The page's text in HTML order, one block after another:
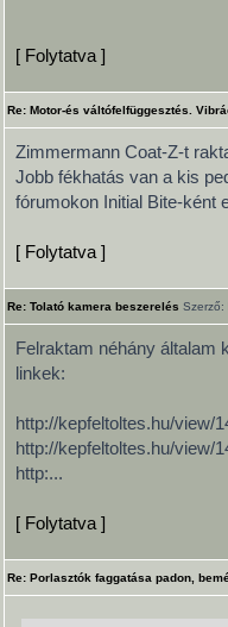
[ Folytatva ]
Re: Motor-és váltófelfüggesztés.
Zimmermann Coat-Z-t
Jobb fékhatás van a kis
fórumokon Initial Bite-ként
[ Folytatva ]
Re: Tolató kamera beszerelés Szerző:
Felraktam néhány általam
linkek:
http://kepfeltoltes.hu/view/
http://kepfeltoltes.hu/view/
http:...
[ Folytatva ]
Re: Porlasztók faggatása padon,